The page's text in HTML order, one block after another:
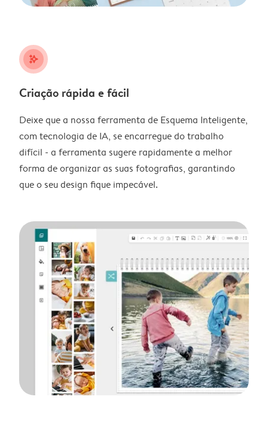
stars_plus
Criação rápida e fácil
Deixe que a nossa ferramenta de Esquema Inteligente,
com tecnologia de IA, se encarregue do trabalho
difícil - a ferramenta sugere rapidamente a melhor
forma de organizar as suas fotografias, garantindo
que o seu design fique impecável.